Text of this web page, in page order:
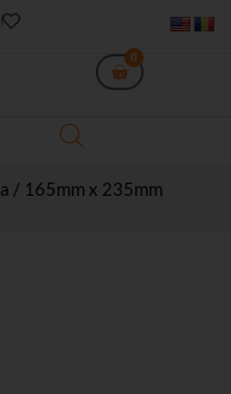
0
/ 165mm x 235mm